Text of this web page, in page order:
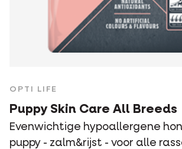
OPTI LIFE
Puppy Skin Care All Breeds
Evenwichtige hypoallergene
puppy - zalm&rijst - voor alle